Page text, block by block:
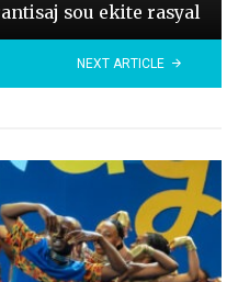
sou ekite rasyal
NEXT ARTICLE